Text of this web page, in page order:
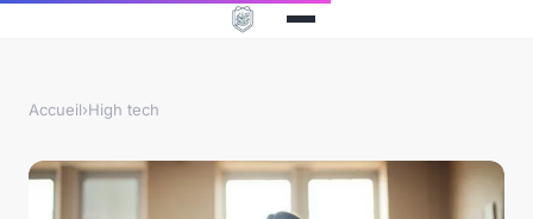
Accueil›High tech